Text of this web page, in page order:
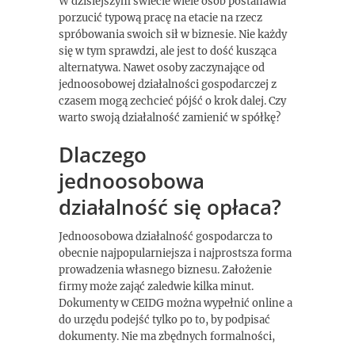
porzucić typową pracę na etacie na rzecz
spróbowania swoich sił w biznesie. Nie każdy
się w tym sprawdzi, ale jest to dość kusząca
alternatywa. Nawet osoby zaczynające od
jednoosobowej działalności gospodarczej z
czasem mogą zechcieć pójść o krok dalej. Czy
warto swoją działalność zamienić w spółkę?
Dlaczego
jednoosobowa
działalność się opłaca?
Jednoosobowa działalność gospodarcza to
obecnie najpopularniejsza i najprostsza forma
prowadzenia własnego biznesu. Założenie
firmy może zająć zaledwie kilka minut.
Dokumenty w CEIDG można wypełnić online a
do urzędu podejść tylko po to, by podpisać
dokumenty. Nie ma zbędnych formalności,